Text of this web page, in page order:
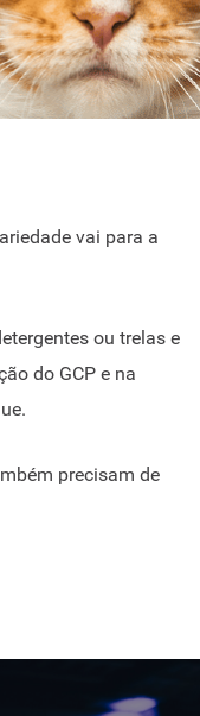
vai para a
ou trelas e
do GCP e na
precisam de